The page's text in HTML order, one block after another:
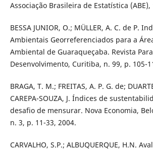
Associação Brasileira de Estatística (ABE),
BESSA JUNIOR, O.; MÜLLER, A. C. de P.
Ambientais Georreferenciados para a
Ambiental de Guaraqueçaba. Revista
Desenvolvimento, Curitiba, n. 99, p. 105-
BRAGA, T. M.; FREITAS, A. P. G. de;
CAREPA-SOUZA, J. Índices de
desafio de mensurar. Nova Economia,
n. 3, p. 11-33, 2004.
CARVALHO, S.P.; ALBUQUERQUE, H.N.